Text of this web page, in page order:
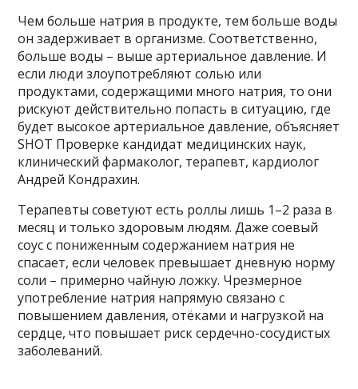
Чем больше натрия в продукте, тем больше воды
он задерживает в организме. Соответственно,
больше воды – выше артериальное давление. И
если люди злоупотребляют солью или
продуктами, содержащими много натрия, то они
рискуют действительно попасть в ситуацию, где
будет высокое артериальное давление, объясняет
SHOT Проверке кандидат медицинских наук,
клинический фармаколог, терапевт, кардиолог
Андрей Кондрахин.
Терапевты советуют есть роллы лишь 1–2 раза в
месяц и только здоровым людям. Даже соевый
соус с пониженным содержанием натрия не
спасает, если человек превышает дневную норму
соли – примерно чайную ложку. Чрезмерное
употребление натрия напрямую связано с
повышением давления, отёками и нагрузкой на
сердце, что повышает риск сердечно-сосудистых
заболеваний.